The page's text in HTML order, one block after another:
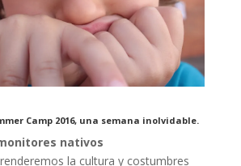
Camp 2016, una semana inolvidable.
nativos
la cultura y costumbres